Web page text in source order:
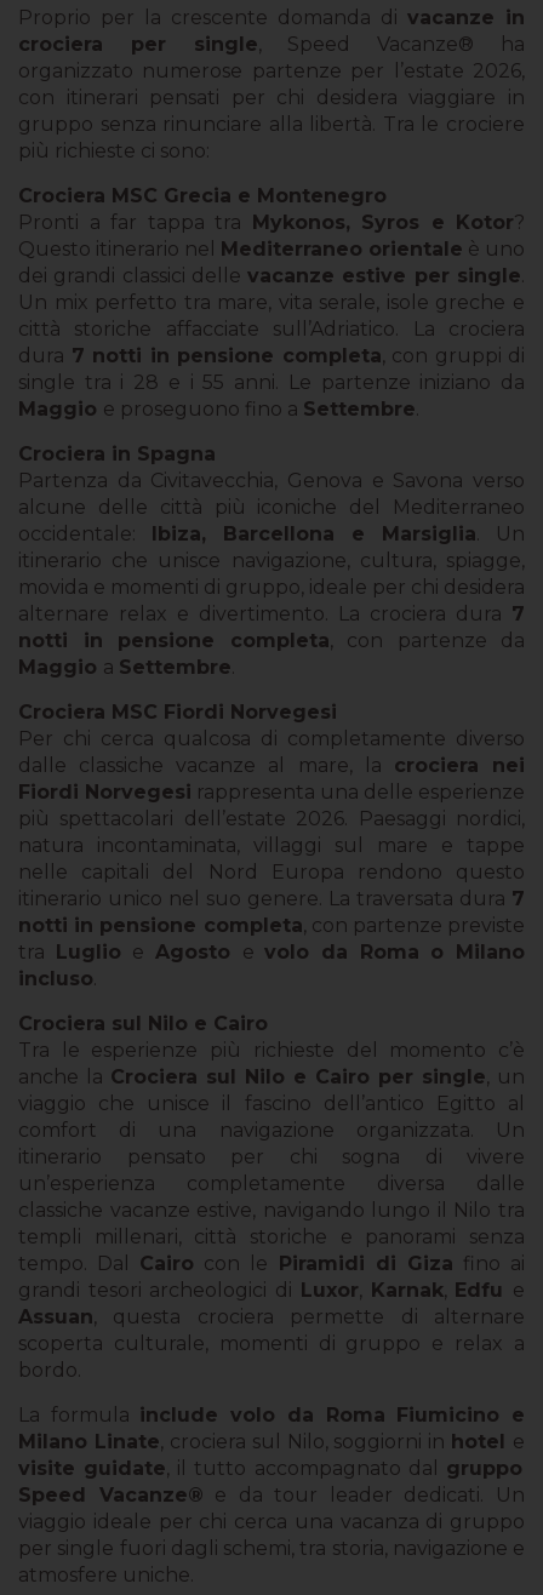
Proprio per la crescente domanda di vacanze in
crociera per single, Speed Vacanze® ha
organizzato numerose partenze per l’estate 2026,
con itinerari pensati per chi desidera viaggiare in
gruppo senza rinunciare alla libertà. Tra le crociere
più richieste ci sono:
Crociera MSC Grecia e Montenegro
Pronti a far tappa tra Mykonos, Syros e Kotor?
Questo itinerario nel Mediterraneo orientale è uno
dei grandi classici dellevacanze estive per single.
Un mix perfetto tra mare, vita serale, isole greche e
città storiche affacciate sull’Adriatico. La crociera
dura 7 notti in pensione completa, con gruppi di
single tra i 28 e i 55 anni. Le partenze iniziano da
Maggio e proseguono fino a Settembre.
Crociera in Spagna
Partenza da Civitavecchia, Genova e Savona verso
alcune delle città più iconiche del Mediterraneo
occidentale: Ibiza, Barcellona e Marsiglia. Un
itinerario che unisce navigazione, cultura, spiagge,
movida e momenti di gruppo, ideale per chi desidera
alternare relax e divertimento. La crociera dura 7
notti in pensione completa, con partenze da
Maggio a Settembre.
Crociera MSC Fiordi Norvegesi
Per chi cerca qualcosa di completamente diverso
dalle classiche vacanze al mare, la crociera nei
Fiordi Norvegesi rappresenta una delle esperienze
più spettacolari dell’estate 2026. Paesaggi nordici,
natura incontaminata, villaggi sul mare e tappe
nelle capitali del Nord Europa rendono questo
itinerario unico nel suo genere. La traversata dura 7
notti in pensione completa, con partenze previste
tra Luglio eAgosto evolo da Roma o Milano
incluso.
Crociera sul Nilo e Cairo
Tra le esperienze più richieste del momento c’è
anche la Crociera sul Nilo e Cairo per single, un
viaggio che unisce il fascino dell’antico Egitto al
comfort di una navigazione organizzata. Un
itinerario pensato per chi sogna di vivere
un’esperienza completamente diversa dalle
classiche vacanze estive, navigando lungo il Nilo tra
templi millenari, città storiche e panorami senza
tempo. Dal Cairo con le Piramidi di Giza fino ai
grandi tesori archeologici di Luxor, Karnak, Edfu e
Assuan, questa crociera permette di alternare
scoperta culturale, momenti di gruppo e relax a
bordo.
La formula include volo da Roma Fiumicino e
Milano Linate, crociera sul Nilo, soggiorni in hotel e
visite guidate, il tutto accompagnato dal gruppo
Speed Vacanze® e da tour leader dedicati. Un
viaggio ideale per chi cerca una vacanza di gruppo
per single fuori dagli schemi, tra storia, navigazione e
atmosfere uniche.